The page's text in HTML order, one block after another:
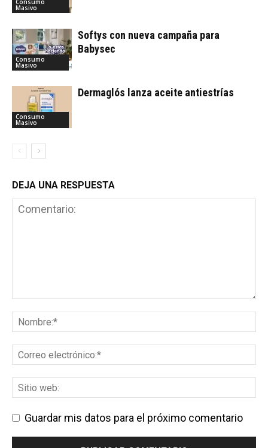
Consumo
Masivo
Consumo
Masivo
Softys con nueva campaña para
Babysec
Consumo
Masivo
Dermaglós lanza aceite antiestrías
DEJA UNA RESPUESTA
Guardar mis datos para el próximo comentario